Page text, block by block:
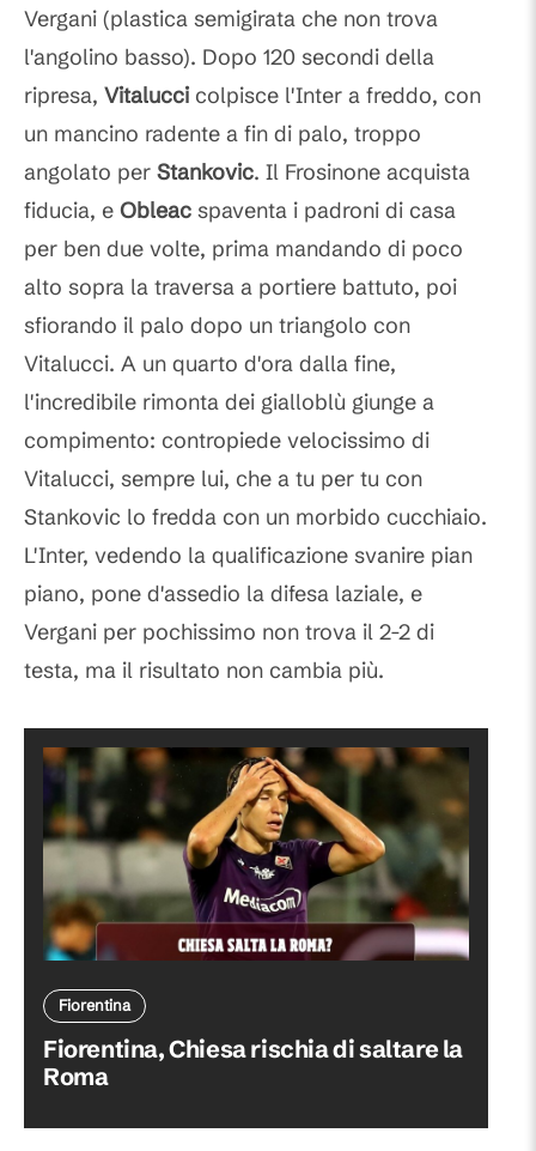
Vergani (plastica semigirata che non trova
l'angolino basso). Dopo 120 secondi della
ripresa, Vitalucci colpisce l'Inter a freddo, con
un mancino radente a fin di palo, troppo
angolato per Stankovic. Il Frosinone acquista
fiducia, e Obleac spaventa i padroni di casa
per ben due volte, prima mandando di poco
alto sopra la traversa a portiere battuto, poi
sfiorando il palo dopo un triangolo con
Vitalucci. A un quarto d'ora dalla fine,
l'incredibile rimonta dei gialloblù giunge a
compimento: contropiede velocissimo di
Vitalucci, sempre lui, che a tu per tu con
Stankovic lo fredda con un morbido cucchiaio.
L'Inter, vedendo la qualificazione svanire pian
piano, pone d'assedio la difesa laziale, e
Vergani per pochissimo non trova il 2-2 di
testa, ma il risultato non cambia più.
Fiorentina
Fiorentina, Chiesa rischia di saltare la
Roma